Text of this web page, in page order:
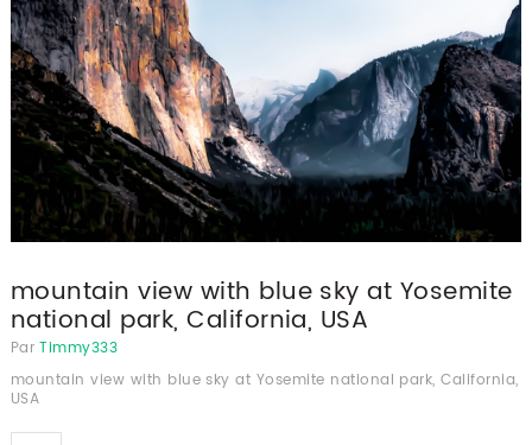
mountain view with blue sky at Yosemite
national park, California, USA
Par Timmy333
mountain view with blue sky at Yosemite national park, California,
USA